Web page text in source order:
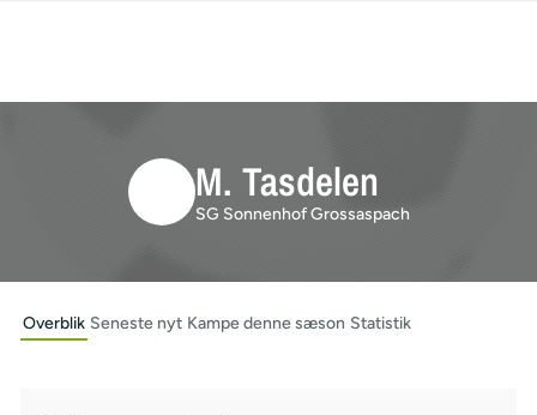
M. Tasdelen
SG Sonnenhof Grossaspach
Overblik Seneste nyt Kampe denne sæson Statistik